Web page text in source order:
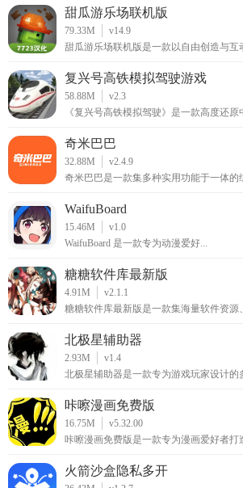
找到所需学习资源。
【考试快通app安卓版优势】
1. 内容丰富：集合了众多优质学习资源
习需求。
2. 功能全面：集学习、练习、评估于一
的学习效率。
习路径推荐。
试资讯和复习资料。
【考试快通app安卓版推荐】
考试快通APP安卓版以其全面的功能、丰
化的学习体验，成为备考学子提升学习
职业资格考试，考试快通都能为用户提
助。
甜瓜游乐场联机版
79.33M
v14.9
甜瓜游乐场联机版是一款以自由创造与互
复兴号高铁模拟驾驶游戏
58.88M
v2.3
《复兴号高铁模拟驾驶》是一款高度还原
奇米巴巴
32.88M
v2.4.9
奇米巴巴是一款集多种实用功能于一体的
WaifuBoard
15.46M
v1.0
WaifuBoard 是一款专为动漫爱好...
糖糖软件库最新版
4.91M
v2.1.1
糖糖软件库最新版是一款集海量软件资源
北极星辅助器
2.93M
v1.4
北极星辅助器是一款专为游戏玩家设计的
咔嚓漫画免费版
16.75M
v5.32.00
咔嚓漫画免费版是一款专为漫画爱好者打
火箭沙盒隐私多开